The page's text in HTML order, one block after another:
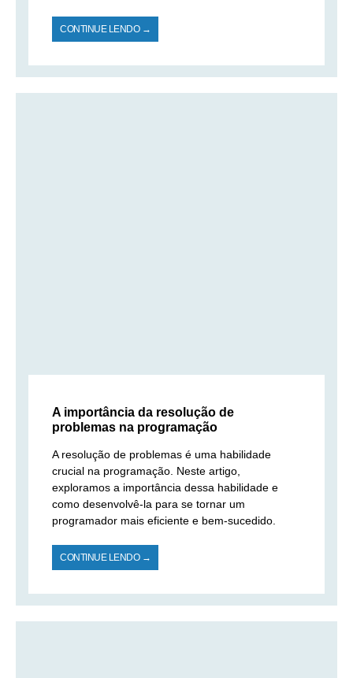
CONTINUE LENDO →
A importância da resolução de
problemas na programação
A resolução de problemas é uma habilidade
crucial na programação. Neste artigo,
exploramos a importância dessa habilidade e
como desenvolvê-la para se tornar um
programador mais eficiente e bem-sucedido.
CONTINUE LENDO →